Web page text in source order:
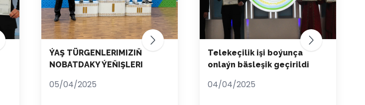
ÝAŞ TÜRGENLERIMIZIŇ
NOBATDAKY ÝEŇIŞLERI
05/04/2025
Telekeçilik işi boýunça
onlaýn bäsleşik geçirildi
04/04/2025